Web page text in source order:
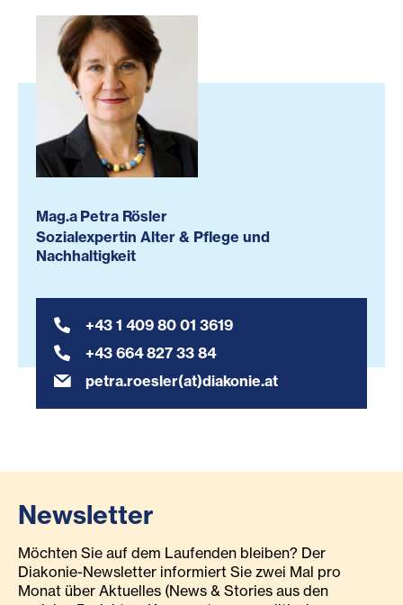
Mag.a Petra Rösler
Sozialexpertin Alter & Pflege und
Nachhaltigkeit
+43 1 409 80 01 3619
+43 664 827 33 84
petra.roesler(at)diakonie.at
Newsletter
Möchten Sie auf dem Laufenden bleiben? Der
Diakonie-Newsletter informiert Sie zwei Mal pro
Monat über Aktuelles (News & Stories aus den